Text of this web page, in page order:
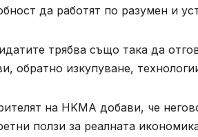
да работят по разумен и
трябва също така да
обратно изкупуване,
на HKMA добави, че
ползи за реалната